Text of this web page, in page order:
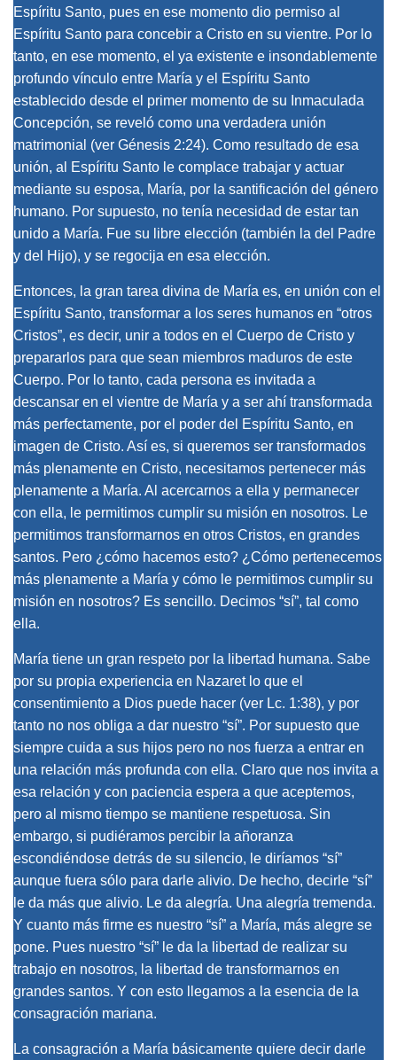
Espíritu Santo, pues en ese momento dio permiso al
Espíritu Santo para concebir a Cristo en su vientre. Por lo
tanto, en ese momento, el ya existente e insondablemente
profundo vínculo entre María y el Espíritu Santo
establecido desde el primer momento de su Inmaculada
Concepción, se reveló como una verdadera unión
matrimonial (ver Génesis 2:24). Como resultado de esa
unión, al Espíritu Santo le complace trabajar y actuar
mediante su esposa, María, por la santificación del género
humano. Por supuesto, no tenía necesidad de estar tan
unido a María. Fue su libre elección (también la del Padre
y del Hijo), y se regocija en esa elección.
Entonces, la gran tarea divina de María es, en unión con el
Espíritu Santo, transformar a los seres humanos en “otros
Cristos”, es decir, unir a todos en el Cuerpo de Cristo y
prepararlos para que sean miembros maduros de este
Cuerpo. Por lo tanto, cada persona es invitada a
descansar en el vientre de María y a ser ahí transformada
más perfectamente, por el poder del Espíritu Santo, en
imagen de Cristo. Así es, si queremos ser transformados
más plenamente en Cristo, necesitamos pertenecer más
plenamente a María. Al acercarnos a ella y permanecer
con ella, le permitimos cumplir su misión en nosotros. Le
permitimos transformarnos en otros Cristos, en grandes
santos. Pero ¿cómo hacemos esto? ¿Cómo pertenecemos
más plenamente a María y cómo le permitimos cumplir su
misión en nosotros? Es sencillo. Decimos “sí”, tal como
ella.
María tiene un gran respeto por la libertad humana. Sabe
por su propia experiencia en Nazaret lo que el
consentimiento a Dios puede hacer (ver Lc. 1:38), y por
tanto no nos obliga a dar nuestro “sí”. Por supuesto que
siempre cuida a sus hijos pero no nos fuerza a entrar en
una relación más profunda con ella. Claro que nos invita a
esa relación y con paciencia espera a que aceptemos,
pero al mismo tiempo se mantiene respetuosa. Sin
embargo, si pudiéramos percibir la añoranza
escondiéndose detrás de su silencio, le diríamos “sí”
aunque fuera sólo para darle alivio. De hecho, decirle “sí”
le da más que alivio. Le da alegría. Una alegría tremenda.
Y cuanto más firme es nuestro “sí” a María, más alegre se
pone. Pues nuestro “sí” le da la libertad de realizar su
trabajo en nosotros, la libertad de transformarnos en
grandes santos. Y con esto llegamos a la esencia de la
consagración mariana.
La consagración a María básicamente quiere decir darle